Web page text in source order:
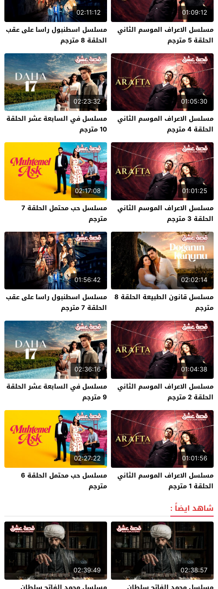
01:09:12
مسلسل الاعراف الموسم الثاني
الحلقة 5 مترجم
02:11:12
مسلسل اسطنبول راسا على عقب
الحلقة 8 مترجم
01:05:30
مسلسل الاعراف الموسم الثاني
الحلقة 4 مترجم
02:23:32
مسلسل في السابعة عشر الحلقة
10 مترجم
01:01:25
مسلسل الاعراف الموسم الثاني
الحلقة 3 مترجم
02:17:08
مسلسل حب محتمل الحلقة 7
مترجم
02:02:14
مسلسل قانون الطبيعة الحلقة 8
مترجم
01:56:42
مسلسل اسطنبول راسا على عقب
الحلقة 7 مترجم
01:04:38
مسلسل الاعراف الموسم الثاني
الحلقة 2 مترجم
02:36:16
مسلسل في السابعة عشر الحلقة
9 مترجم
01:01:56
مسلسل الاعراف الموسم الثاني
الحلقة 1 مترجم
02:27:22
مسلسل حب محتمل الحلقة 6
مترجم
شاهد ايضاً :
02:38:57
02:39:49